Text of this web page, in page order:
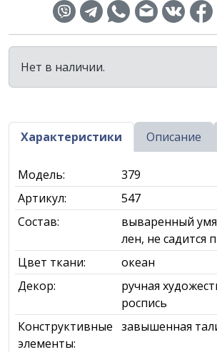
Нет в наличии.
Характеристики Описание
Модель:
379
Артикул:
547
Состав:
вываренный
лен, не садится
Цвет ткани:
океан
Декор:
ручная
роспись
Конструктивные
элементы:
завышенная